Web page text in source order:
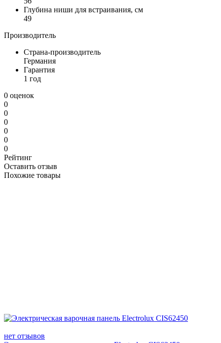
Глубина ниши для встраивания, см
49
Производитель
Страна-производитель
Германия
Гарантия
1 год
0 оценок
0
0
0
0
0
0
Рейтинг
Оставить отзыв
Похожие товары
нет отзывов